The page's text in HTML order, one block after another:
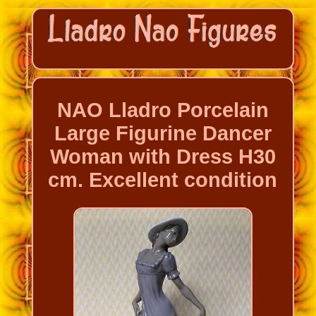
NAO Lladro Porcelain
Large Figurine Dancer
Woman with Dress H30
cm. Excellent condition